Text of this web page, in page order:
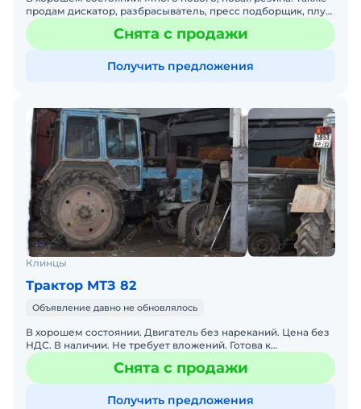
продам дискатор, разбрасыватель, пресс подборщик, плуг,
телегу, сцепку борон 12 шт, грабли. Могу быть нед
Снята с продажи
Получить предложения
Клинцы
Трактор МТЗ 82
Объявление давно не обновлялось
В хорошем состоянии. Двигатель без нареканий. Цена без
НДС. В наличии. Не требует вложений. Готова к
эксплуатации. Трактор МТЗ-82 1988 года выпуска в очень
хор
Снята с продажи
Получить предложения